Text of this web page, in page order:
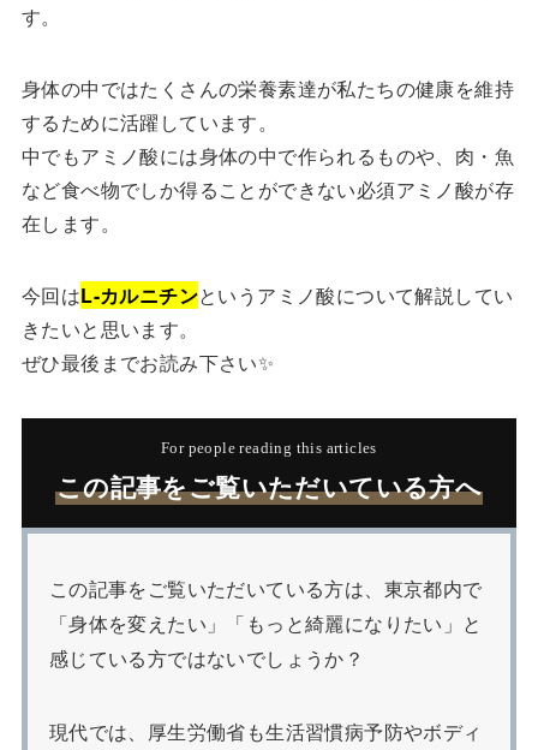
す。
身体の中ではたくさんの栄養素達が私たちの健康を維持
するために活躍しています。
中でもアミノ酸には身体の中で作られるものや、肉・魚
など食べ物でしか得ることができない必須アミノ酸が存
在します。
今回はL-カルニチンというアミノ酸について解説してい
きたいと思います。
ぜひ最後までお読み下さい✨
For people reading this articles
この記事をご覧いただいている方へ
この記事をご覧いただいている方は、東京都内で
「身体を変えたい」「もっと綺麗になりたい」と
感じている方ではないでしょうか？
現代では、厚生労働省も生活習慣病予防やボディ